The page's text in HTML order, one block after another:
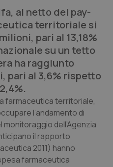
al netto del pay-
territoriale si
pari al 13,18%
su un tetto
ha raggiunto
pari al 3,6% rispetto
farmaceutica territoriale,
l’andamento di
monitoraggio dell’Agenzia
il rapporto
2011) hanno
farmaceutica